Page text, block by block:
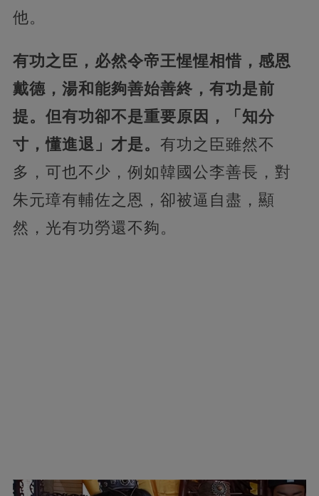
他。
有功之臣，必然令帝王惺惺相惜，感恩
戴德，湯和能夠善始善終，有功是前
提。但有功卻不是重要原因，「知分
寸，懂進退」才是。 有功之臣雖然不
多，可也不少，例如韓國公李善長，對
朱元璋有輔佐之恩，卻被逼自盡，顯
然，光有功勞還不夠。